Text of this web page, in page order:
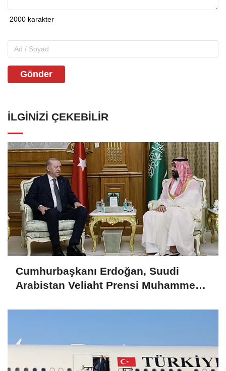
Gönder
İLGINIZI ÇEKEBILIR
Cumhurbaşkanı Erdoğan, Suudi
Arabistan Veliaht Prensi Muhammed